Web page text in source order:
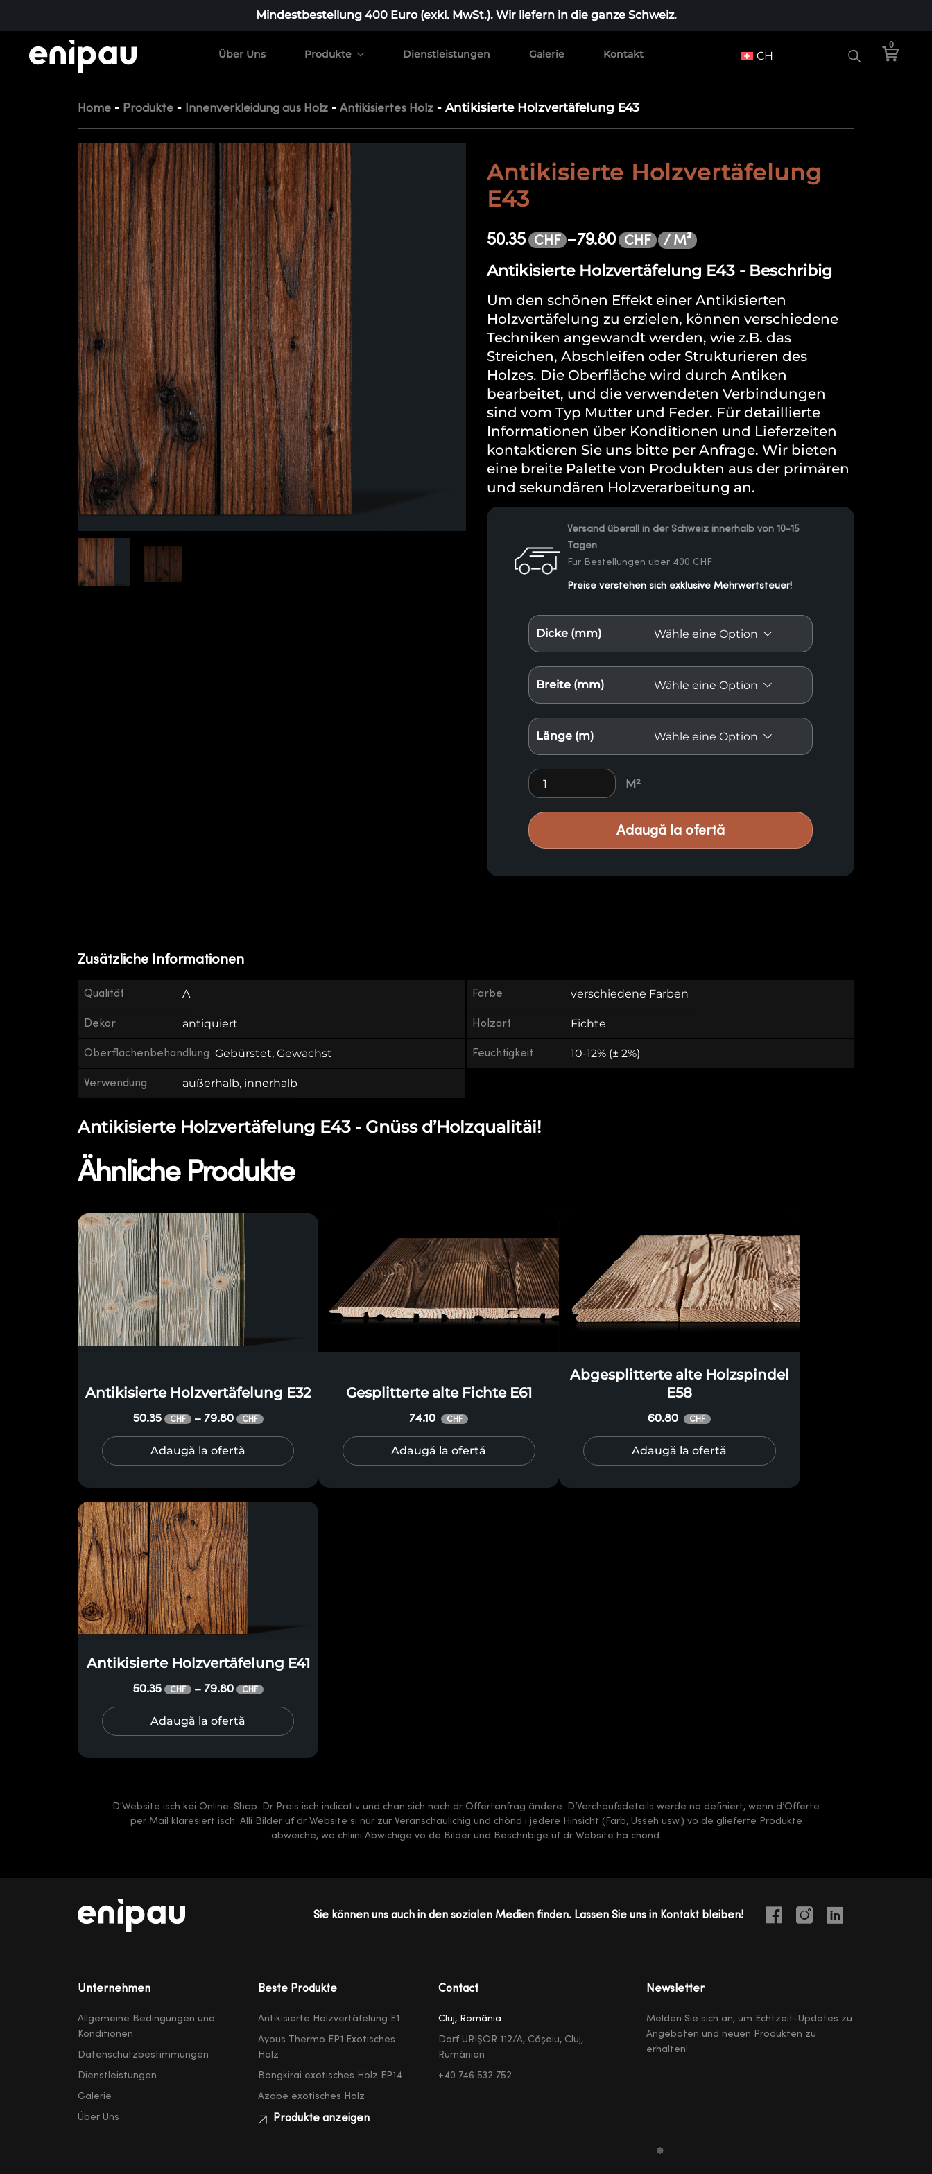
Mindestbestellung 400 Euro (exkl. MwSt.). Wir liefern in die ganze Schweiz.
Über Uns Produkte Dienstleistungen Galerie Kontakt CH
0
Home - Produkte - Innenverkleidung aus Holz - Antikisiertes Holz - Antikisierte Holzvertäfelung E43
Antikisierte Holzvertäfelung
E43
50.35 CHF –79.80 CHF / M²
Antikisierte Holzvertäfelung E43 - Beschribig
Um den schönen Effekt einer Antikisierten
Holzvertäfelung zu erzielen, können verschiedene
Techniken angewandt werden, wie z.B. das
Streichen, Abschleifen oder Strukturieren des
Holzes. Die Oberfläche wird durch Antiken
bearbeitet, und die verwendeten Verbindungen
sind vom Typ Mutter und Feder. Für detaillierte
Informationen über Konditionen und Lieferzeiten
kontaktieren Sie uns bitte per Anfrage. Wir bieten
eine breite Palette von Produkten aus der primären
und sekundären Holzverarbeitung an.
Versand überall in der Schweiz innerhalb von 10-15
Tagen
Für Bestellungen über 400 CHF
Preise verstehen sich exklusive Mehrwertsteuer!
Dicke (mm)
Breite (mm)
Länge (m)
Antikisierte Holzvertäfelung E43 quantity
M²
Adaugă la ofertă
Zusätzliche Informationen
Qualität A Farbe verschiedene Farben
Dekor antiquiert Holzart Fichte
Oberflächenbehandlung Gebürstet, Gewachst Feuchtigkeit 10-12% (± 2%)
Verwendung außerhalb, innerhalb
Antikisierte Holzvertäfelung E43 - Gnüss d’Holzqualitäi!
Ähnliche Produkte
Antikisierte Holzvertäfelung E32
50.35 CHF – 79.80 CHF
Adaugă la ofertă
Gesplitterte alte Fichte E61
74.10 CHF
Adaugă la ofertă
Abgesplitterte alte Holzspindel
E58
60.80 CHF
Adaugă la ofertă
Antikisierte Holzvertäfelung E41
50.35 CHF – 79.80 CHF
Adaugă la ofertă
D'Website isch kei Online-Shop. Dr Preis isch indicativ und chan sich nach dr Offertanfrag ändere. D’Verchaufsdetails werde no definiert, wenn d’Offerte
per Mail klaresiert isch. Alli Bilder uf dr Website si nur zur Veranschaulichig und chönd i jedere Hinsicht (Farb, Usseh usw.) vo de glieferte Produkte
abweiche, wo chliini Abwichige vo de Bilder und Beschribige uf dr Website ha chönd.
Sie können uns auch in den sozialen Medien finden. Lassen Sie uns in Kontakt bleiben!
Unternehmen
Allgemeine Bedingungen und
Konditionen
Datenschutzbestimmungen
Dienstleistungen
Galerie
Über Uns
Beste Produkte
Antikisierte Holzvertäfelung E1
Ayous Thermo EP1 Exotisches
Holz
Bangkirai exotisches Holz EP14
Azobe exotisches Holz
Produkte anzeigen
Contact
Cluj, România
Dorf URIȘOR 112/A, Cășeiu, Cluj,
Rumänien
+40 746 532 752
Newsletter
Melden Sie sich an, um Echtzeit-Updates zu
Angeboten und neuen Produkten zu
erhalten!